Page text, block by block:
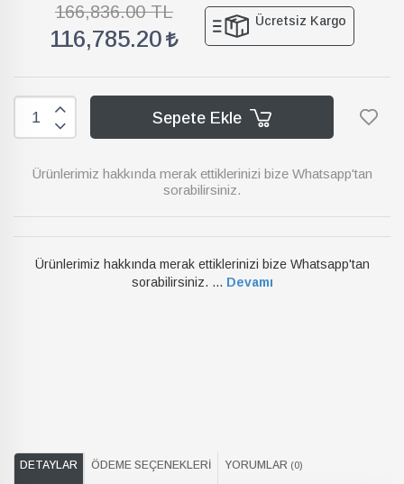
166,836.00 TL
116,785.20
Ücretsiz Kargo
Sepete Ekle
Ürünlerimiz hakkında merak ettiklerinizi bize Whatsapp'tan
sorabilirsiniz.
Ürünlerimiz hakkında merak ettiklerinizi bize Whatsapp'tan
sorabilirsiniz. ... Devamı
DETAYLAR ÖDEME SEÇENEKLERI YORUMLAR (0)